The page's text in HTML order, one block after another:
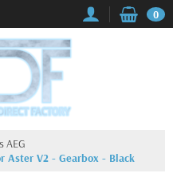
0
AEG
Aster V2 - Gearbox - Black